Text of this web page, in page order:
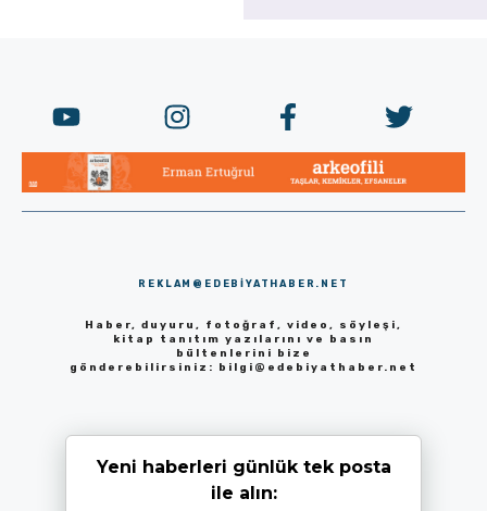
REKLAM@EDEBIYATHABER.NET
Haber, duyuru, fotoğraf, video, söyleşi,
kitap tanıtım yazılarını ve basın
bültenlerini bize
gönderebilirsiniz: bilgi@edebiyathaber.net
Yeni haberleri günlük tek posta
ile alın: